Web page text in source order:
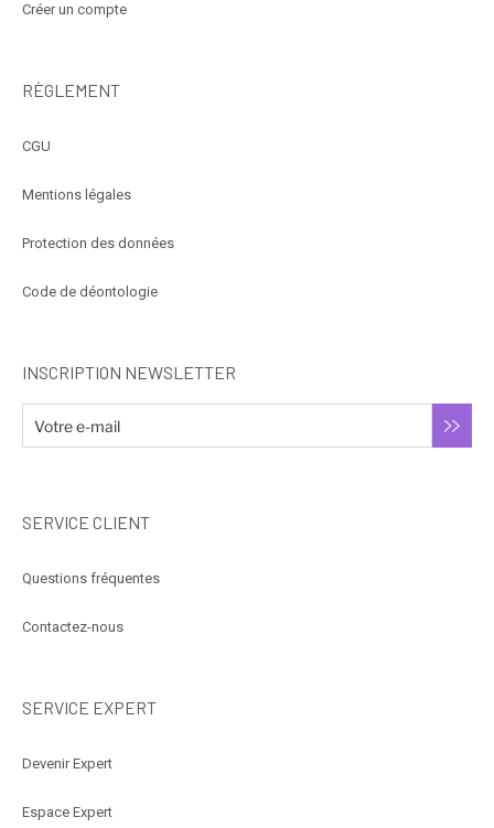
Créer un compte
RÈGLEMENT
CGU
Mentions légales
Protection des données
Code de déontologie
INSCRIPTION NEWSLETTER
SERVICE CLIENT
Questions fréquentes
Contactez-nous
SERVICE EXPERT
Devenir Expert
Espace Expert